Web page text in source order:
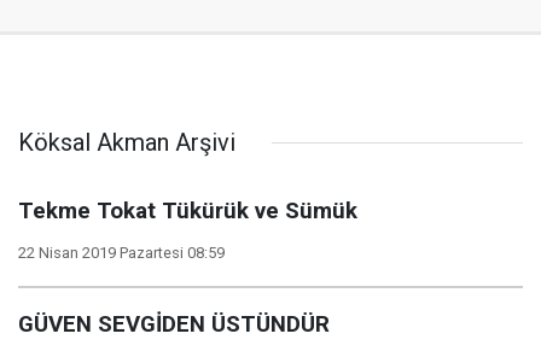
Köksal Akman Arşivi
Tekme Tokat Tükürük ve Sümük
22 Nisan 2019 Pazartesi 08:59
GÜVEN SEVGİDEN ÜSTÜNDÜR